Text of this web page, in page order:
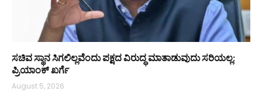
ಸಚಿವ ಸ್ಥಾನ ಸಿಗಲಿಲ್ಲವೆಂದು ಪಕ್ಷದ ವಿರುದ್ಧ ಮಾತಾಡುವುದು ಸರಿಯಲ್ಲ:
ಪ್ರಿಯಾಂಕ್ ಖರ್ಗೆ
August 5, 2026